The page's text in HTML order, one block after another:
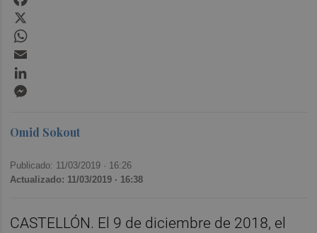
Omid Sokout
Publicado: 11/03/2019 · 16:26
Actualizado: 11/03/2019 · 16:38
CASTELLÓN. El 9 de diciembre de 2018, el